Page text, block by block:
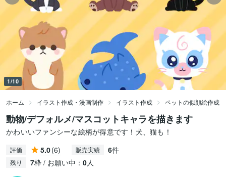
1/10
ホーム イラスト作成・漫画制作 イラスト作成 ペットの似顔絵作成
動物/デフォルメ/マスコットキャラを描きます
かわいいファンシーな絵柄が得意です！犬、猫も！
評価 5.0(6) 販売実績 6件
残り 7枠 / お願い中： 0人